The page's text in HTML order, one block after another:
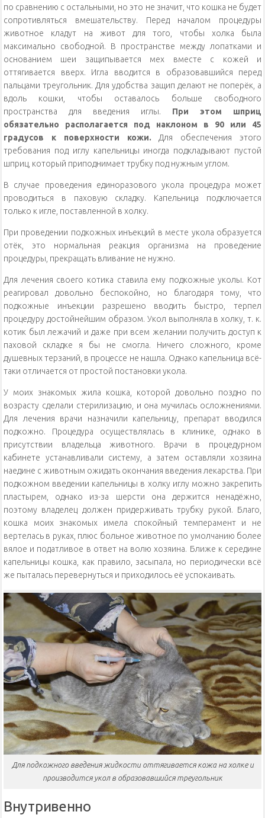
по сравнению с остальными, но это не значит, что кошка не будет
сопротивляться вмешательству. Перед началом процедуры
животное кладут на живот для того, чтобы холка была
максимально свободной. В пространстве между лопатками и
основанием шеи защипывается мех вместе с кожей и
оттягивается вверх. Игла вводится в образовавшийся перед
пальцами треугольник. Для удобства защип делают не поперёк, а
вдоль кошки, чтобы оставалось больше свободного
пространства для введения иглы. При этом шприц
обязательно располагается под наклоном в 90 или 45
градусов к поверхности кожи.Для обеспечения этого
требования под иглу капельницы иногда подкладывают пустой
шприц, который приподнимает трубку под нужным углом.
В случае проведения единоразового укола процедура может
проводиться в паховую складку. Капельница подключается
только к игле, поставленной в холку.
При проведении подкожных инъекций в месте укола образуется
отёк, это нормальная реакция организма на проведение
процедуры, прекращать вливание не нужно.
Для лечения своего котика ставила ему подкожные уколы. Кот
реагировал довольно беспокойно, но благодаря тому, что
подкожные инъекции разрешено вводить быстро, терпел
процедуру достойнейшим образом. Укол выполняла в холку, т. к.
котик был лежачий и даже при всем желании получить доступ к
паховой складке я бы не смогла. Ничего сложного, кроме
душевных терзаний, в процессе не нашла. Однако капельница всё-
таки отличается от простой постановки укола.
У моих знакомых жила кошка, которой довольно поздно по
возрасту сделали стерилизацию, и она мучилась осложнениями.
Для лечения врачи назначили капельницу, препарат вводился
подкожно. Процедура осуществлялась в клинике, однако в
присутствии владельца животного. Врачи в процедурном
кабинете устанавливали систему, а затем оставляли хозяина
наедине с животным ожидать окончания введения лекарства. При
подкожном введении капельницы в холку иглу можно закрепить
пластырем, однако из-за шерсти она держится ненадёжно,
поэтому владелец должен придерживать трубку рукой. Благо,
кошка моих знакомых имела спокойный темперамент и не
вертелась в руках, плюс больное животное по умолчанию более
вялое и податливое в ответ на волю хозяина. Ближе к середине
капельницы кошка, как правило, засыпала, но периодически всё
же пыталась перевернуться и приходилось её успокаивать.
Для подкожного введения жидкости оттягивается кожа на холке и
производится укол в образовавшийся треугольник
Внутривенно